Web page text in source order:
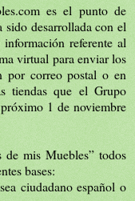
es el punto de
sido desarrollada con el
referente al
virtual para enviar los
por correo postal o en
tiendas que el Grupo
1 de noviembre
mis Muebles” todos
bases:
ciudadano español o